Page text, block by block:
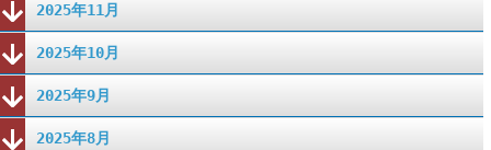
2025年11月
2025年10月
2025年9月
2025年8月